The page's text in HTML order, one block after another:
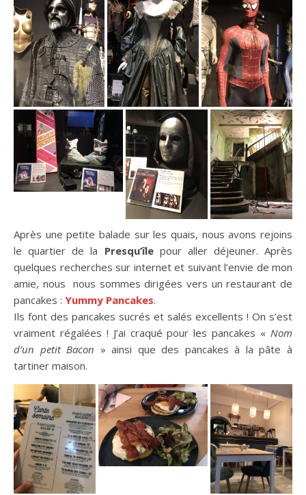
Après une petite balade sur les quais, nous avons rejoins
le quartier de la Presqu’îlepour aller déjeuner. Après
quelques recherches sur internet et suivant l’envie de mon
amie, nous nous sommes dirigées vers un restaurant de
pancakes : Yummy Pancakes.
Ils font des pancakes sucrés et salés excellents ! On s’est
vraiment régalées ! J’ai craqué pour les pancakes « Nom
d’un petit Bacon » ainsi que des pancakes à la pâte à
tartiner maison.